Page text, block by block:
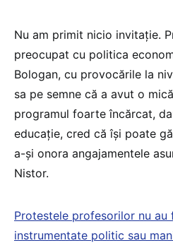
Nu am primit nicio invitație.
preocupat cu politica
Bologan, cu provocările la
sa pe semne că a avut o
programul foarte încărcat,
educație, cred că își poate
a-și onora angajamentele
Nistor.
Protestele profesorilor nu au
instrumentate politic sau